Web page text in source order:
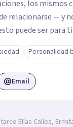
los mismos
relacionarse — y
puede ser para ti.
Personalidad
Email
Elías Calles,